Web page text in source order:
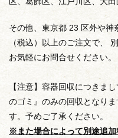
その他、東京都 23 区外や
（税込）以上のご注文で、
お気軽にお問合せください。
【注意】容器回収につきま
のゴミ』のみの回収となり
す。予めご了承ください。
※また場合によって別途追